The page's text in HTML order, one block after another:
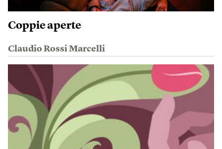
Coppie aperte
Claudio Rossi Marcelli